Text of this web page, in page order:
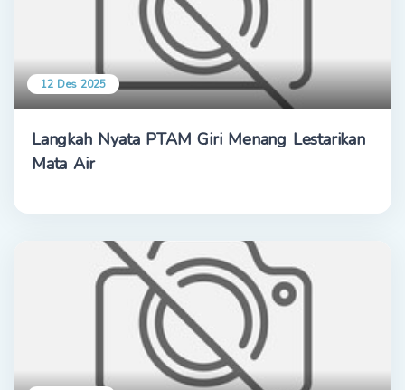
12 Des 2025
Langkah Nyata PTAM Giri Menang Lestarikan
Mata Air